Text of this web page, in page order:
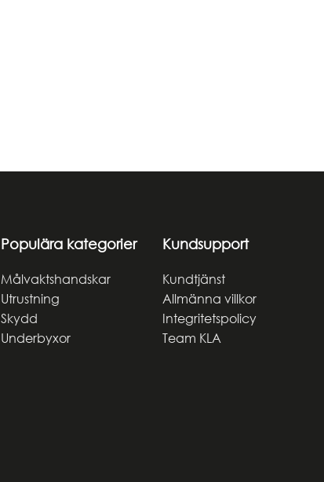
Populära kategorier
Målvaktshandskar
Utrustning
Skydd
Underbyxor
Kundsupport
Kundtjänst
Allmänna villkor
Integritetspolicy
Team KLA